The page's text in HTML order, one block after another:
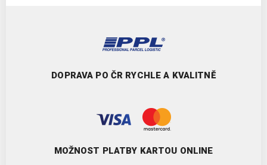
DOPRAVA PO ČR RYCHLE A KVALITNĚ
MOŽNOST PLATBY KARTOU ONLINE